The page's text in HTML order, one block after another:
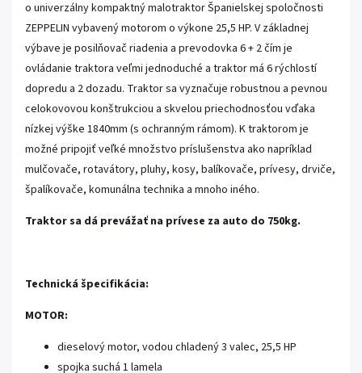
o univerzálny kompaktný malotraktor Španielskej spoločnosti
ZEPPELIN vybavený motorom o výkone 25,5 HP. V základnej
výbave je posilňovač riadenia a prevodovka 6 + 2 čím je
ovládanie traktora veľmi jednoduché a traktor má 6 rýchlostí
dopredu a 2 dozadu. Traktor sa vyznačuje robustnou a pevnou
celokovovou konštrukciou a skvelou priechodnosťou vďaka
nízkej výške 1840mm (s ochranným rámom). K traktorom je
možné pripojiť veľké množstvo príslušenstva ako napríklad
mulčovače, rotavátory, pluhy, kosy, balíkovače, prívesy, drviče,
špalíkovače, komunálna technika a mnoho iného.
Traktor sa dá prevážať na prívese za auto do 750kg.
Technická špecifikácia:
MOTOR:
dieselový motor, vodou chladený 3 valec, 25,5 HP
spojka suchá 1 lamela